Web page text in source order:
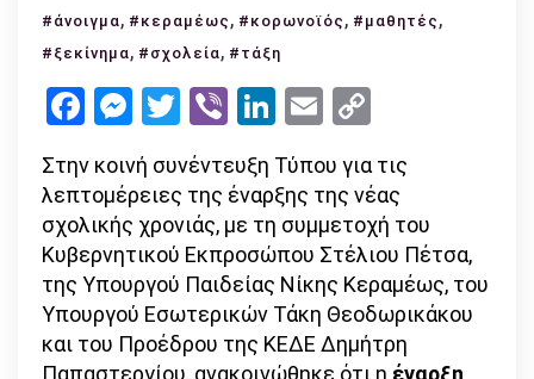
Στις
14
ανοίγουν
σχολεία
της
χώρας!
#άνοιγμα, #κεραμέως , #κορωνοϊός , #μαθητές ,
#ξεκίνημα, #σχολεία, #τάξη
Facebook
Messenger
Twitter
ViberLinkedIn
Email
Στην κοινή συνέντευξη Τύπου για τις
λεπτομέρειες της έναρξης της νέας
σχολικής χρονιάς, με τη συμμετοχή του
Κυβερνητικού Εκπροσώπου Στέλιου Πέτσα,
της Υπουργού Παιδείας Νίκης Κεραμέως, του
Υπουργού Εσωτερικών Τάκη Θεοδωρικάκου
και του Προέδρου της ΚΕΔΕ Δημήτρη